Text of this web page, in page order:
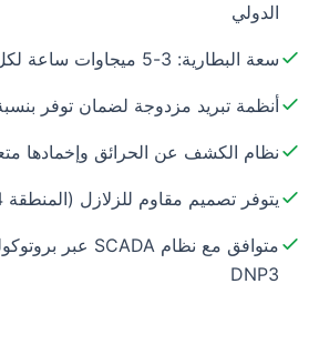
الدولي
سعة البطارية: 3-5 ميجاوات ساعة لكل حاوية
أنظمة تبريد مزدوجة لضمان توفر بنسبة
نظام الكشف عن الحرائق وإخمادها
يتوفر تصميم مقاوم للزلازل (المنطقة 4)
DNP3